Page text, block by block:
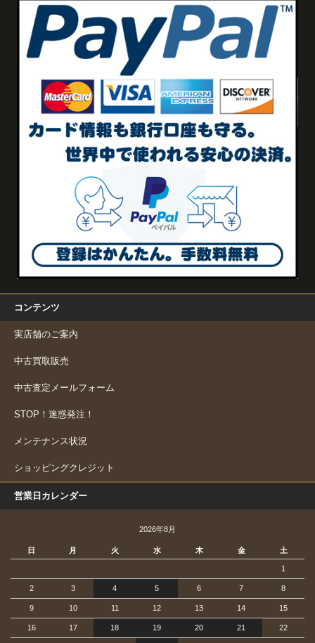
コンテンツ
実店舗のご案内
中古買取販売
中古査定メールフォーム
STOP！迷惑発注！
メンテナンス状況
ショッピングクレジット
営業日カレンダー
2026年8月
日 月 火 水 木 金 土
1
2 3 4 5 6 7 8
9 10 11 12 13 14 15
16 17 18 19 20 21 22